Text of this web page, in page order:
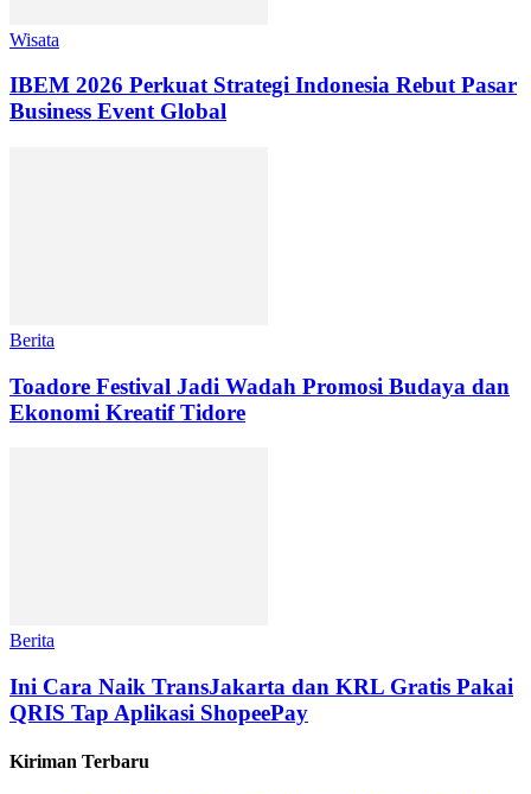
Wisata
IBEM 2026 Perkuat Strategi Indonesia Rebut Pasar
Business Event Global
Berita
Toadore Festival Jadi Wadah Promosi Budaya dan
Ekonomi Kreatif Tidore
Berita
Ini Cara Naik TransJakarta dan KRL Gratis Pakai
QRIS Tap Aplikasi ShopeePay
Kiriman Terbaru